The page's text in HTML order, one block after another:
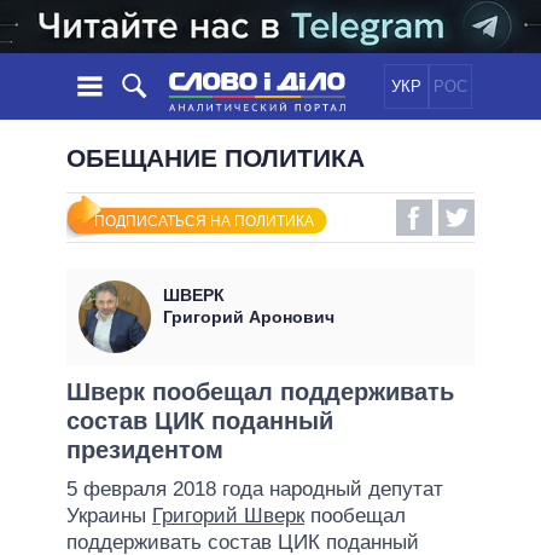
УКР РОС
НОВОСТИ
ЛЕНТА
СОБЫТИЯ
СТАТЬИ
МНЕНИЯ
ОБЗОРЫ
ДАЙДЖЕСТЫ
ПОЛИТИКА
ЭКОНОМИКА
МИР
ОБЕЩАНИЯ
ВСЕ ПОЛИТИКИ
ПРЕЗИДЕНТ И ОФИС
ВЕРХОВНАЯ РАДА
КАБИНЕТ МИНИСТРОВ
ГЛАВЫ ОБЛАДМИНИСТРАЦИЙ
МЭРЫ
ВСЕ ПЕРСОНЫ
ИНФОГРАФИКА
ПОДДЕРЖАТЬ
ОБЕЩАНИЕ ПОЛИТИКА
ПОДПИСАТЬСЯ НА ПОЛИТИКА
ШВЕРК
Григорий Аронович
Шверк пообещал поддерживать
состав ЦИК поданный
президентом
5 февраля 2018 года народный депутат
Украины Григорий Шверкпообещал
поддерживать состав ЦИК поданный